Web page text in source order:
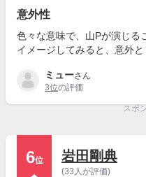
意外性
色々な意味で、山Pが演じる
イメージしてみると、意外と
ミューさん
3位の評価
スポ
6位 岩田剛典
(33人が評価)